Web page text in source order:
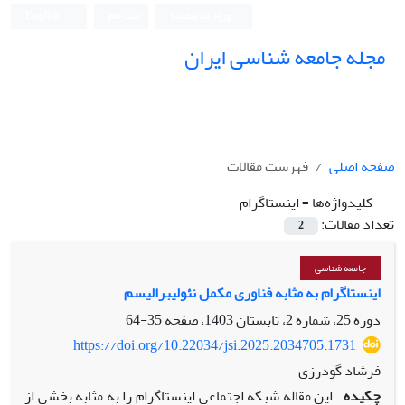
مجله جامعه شناسی ایران
صفحه اصلی
فهرست مقالات
کلیدواژه‌ها =اینستاگرام
تعداد مقالات:
2
جامعه شناسی
اینستاگرام به مثابه فناوری مکمل نئولیبرالیسم
دوره 25، شماره 2، تابستان 1403، صفحه
35-64
https://doi.org/10.22034/jsi.2025.2034705.1731
فرشاد گودرزی
چکیده این مقاله شبکه اجتماعی اینستاگرام را به مثابه بخشی از